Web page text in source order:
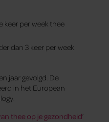
keer per week thee
dan 3 keer per week
jaar gevolgd. De
in het European
thee op je gezondheid‘